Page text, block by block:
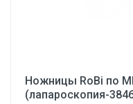
Ножницы RoBi пo
(лапароскопия-